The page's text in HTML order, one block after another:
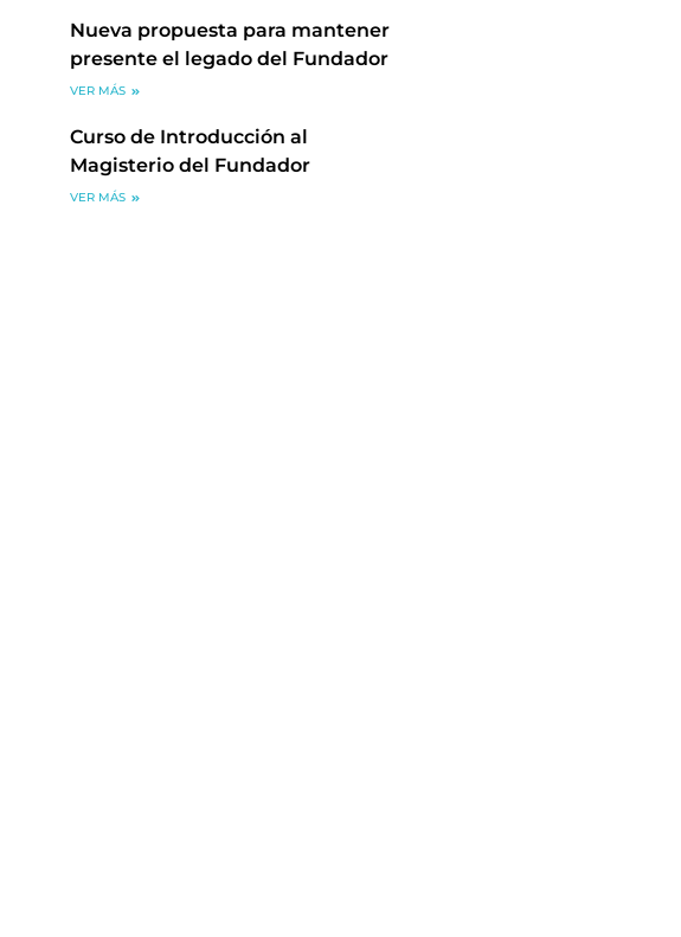
Nueva propuesta para mantener
presente el legado del Fundador
VER MÁS
Curso de Introducción al
Magisterio del Fundador
VER MÁS